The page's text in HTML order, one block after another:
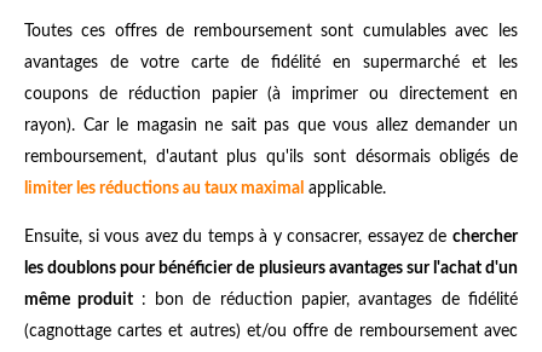
Toutes ces offres de remboursement sont cumulables avec les
avantages de votre carte de fidélité en supermarché et les
coupons de réduction papier (à imprimer ou directement en
rayon). Car le magasin ne sait pas que vous allez demander un
remboursement, d'autant plus qu'ils sont désormais obligés de
limiter les réductions au taux maximal applicable.
Ensuite, si vous avez du temps à y consacrer, essayez de chercher
les doublons pour bénéficier de plusieurs avantages sur l'achat d'un
même produit : bon de réduction papier, avantages de fidélité
(cagnottage cartes et autres) et/ou offre de remboursement avec